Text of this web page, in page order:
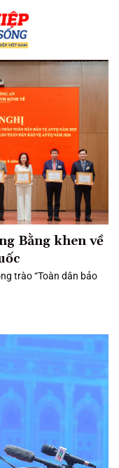
Bằng khen về
trào “Toàn dân bảo